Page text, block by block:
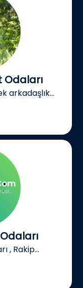
arkadaşlık...
, Rakip...